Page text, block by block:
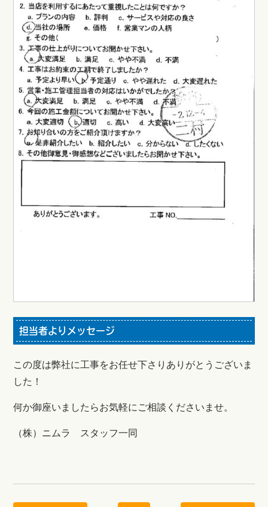
担当者よりメッセージ
この度は弊社に工事をお任せ下さりありがとうございま
した！
何か御座いましたらお気軽にご相談くださいませ。
（株）ニムラ スタッフ一同